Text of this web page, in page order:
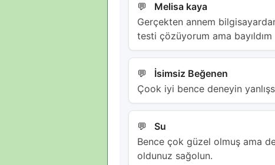
Melisa kaya
Gerçekten annem
testi çözüyorum ama
İsimsiz Beğenen
Çook iyi bence deneyin
Su
Bence çok güzel olmuş ama
oldunuz sağolun.